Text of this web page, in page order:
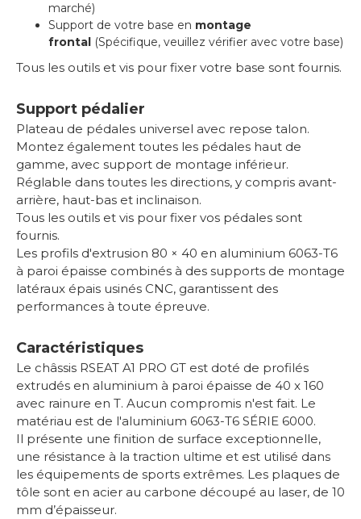
marché)
Support de votre base en montage
frontal (Spécifique, veuillez vérifier avec votre base)
Tous les outils et vis pour fixer votre base sont fournis.
Support pédalier
Plateau de pédales universel avec repose talon.
Montez également toutes les pédales haut de
gamme, avec support de montage inférieur.
Réglable dans toutes les directions, y compris avant-
arrière, haut-bas et inclinaison.
Tous les outils et vis pour fixer vos pédales sont
fournis.
Les profils d'extrusion 80 × 40 en aluminium 6063-T6
à paroi épaisse combinés à des supports de montage
latéraux épais usinés CNC, garantissent des
performances à toute épreuve.
Caractéristiques
Le châssis RSEAT A1 PRO GT est doté de profilés
extrudés en aluminium à paroi épaisse de 40 x 160
avec rainure en T. Aucun compromis n'est fait. Le
matériau est de l'aluminium 6063-T6 SÉRIE 6000.
Il présente une finition de surface exceptionnelle,
une résistance à la traction ultime et est utilisé dans
les équipements de sports extrêmes. Les plaques de
tôle sont en acier au carbone découpé au laser, de 10
mm d’épaisseur.